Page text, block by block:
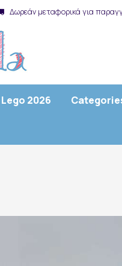
Δωρεάν μεταφορικά για
Lego 2026